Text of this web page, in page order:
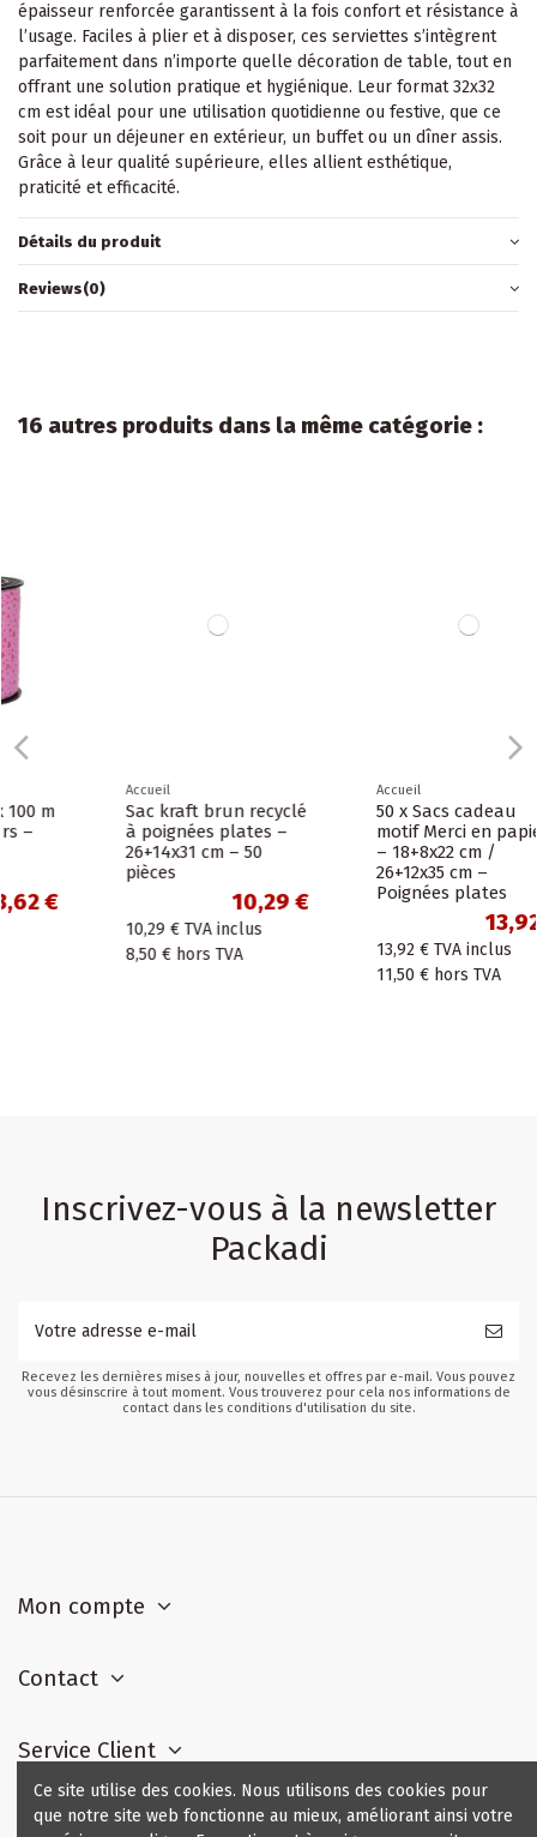
épaisseur renforcée garantissent à la fois confort et résistance à
l’usage. Faciles à plier et à disposer, ces serviettes s’intègrent
parfaitement dans n’importe quelle décoration de table, tout en
offrant une solution pratique et hygiénique. Leur format 32x32
cm est idéal pour une utilisation quotidienne ou festive, que ce
soit pour un déjeuner en extérieur, un buffet ou un dîner assis.
Grâce à leur qualité supérieure, elles allient esthétique,
praticité et efficacité.
Détails du produit
Reviews(0)
16 autres produits dans la même catégorie :
Sac kraft brun recyclé
à poignées plates –
26+14x31 cm – 50
10,29 €
TVA inclus
hors TVA
50 x Sacs cadeau
motif Merci en papier
– 18+8x22 cm /
26+12x35 cm –
Poignées plates
TVA inclus
hors TVA
Inscrivez-vous à la newsletter
Packadi
Recevez les dernières mises à jour, nouvelles et offres par e-mail. Vous pouvez
vous désinscrire à tout moment. Vous trouverez pour cela nos informations de
contact dans les conditions d'utilisation du site.
Mon compte
Contact
Service Client
Contact us
Ce site utilise des cookies. Nous utilisons des cookies pour
que notre site web fonctionne au mieux, améliorant ainsi votre